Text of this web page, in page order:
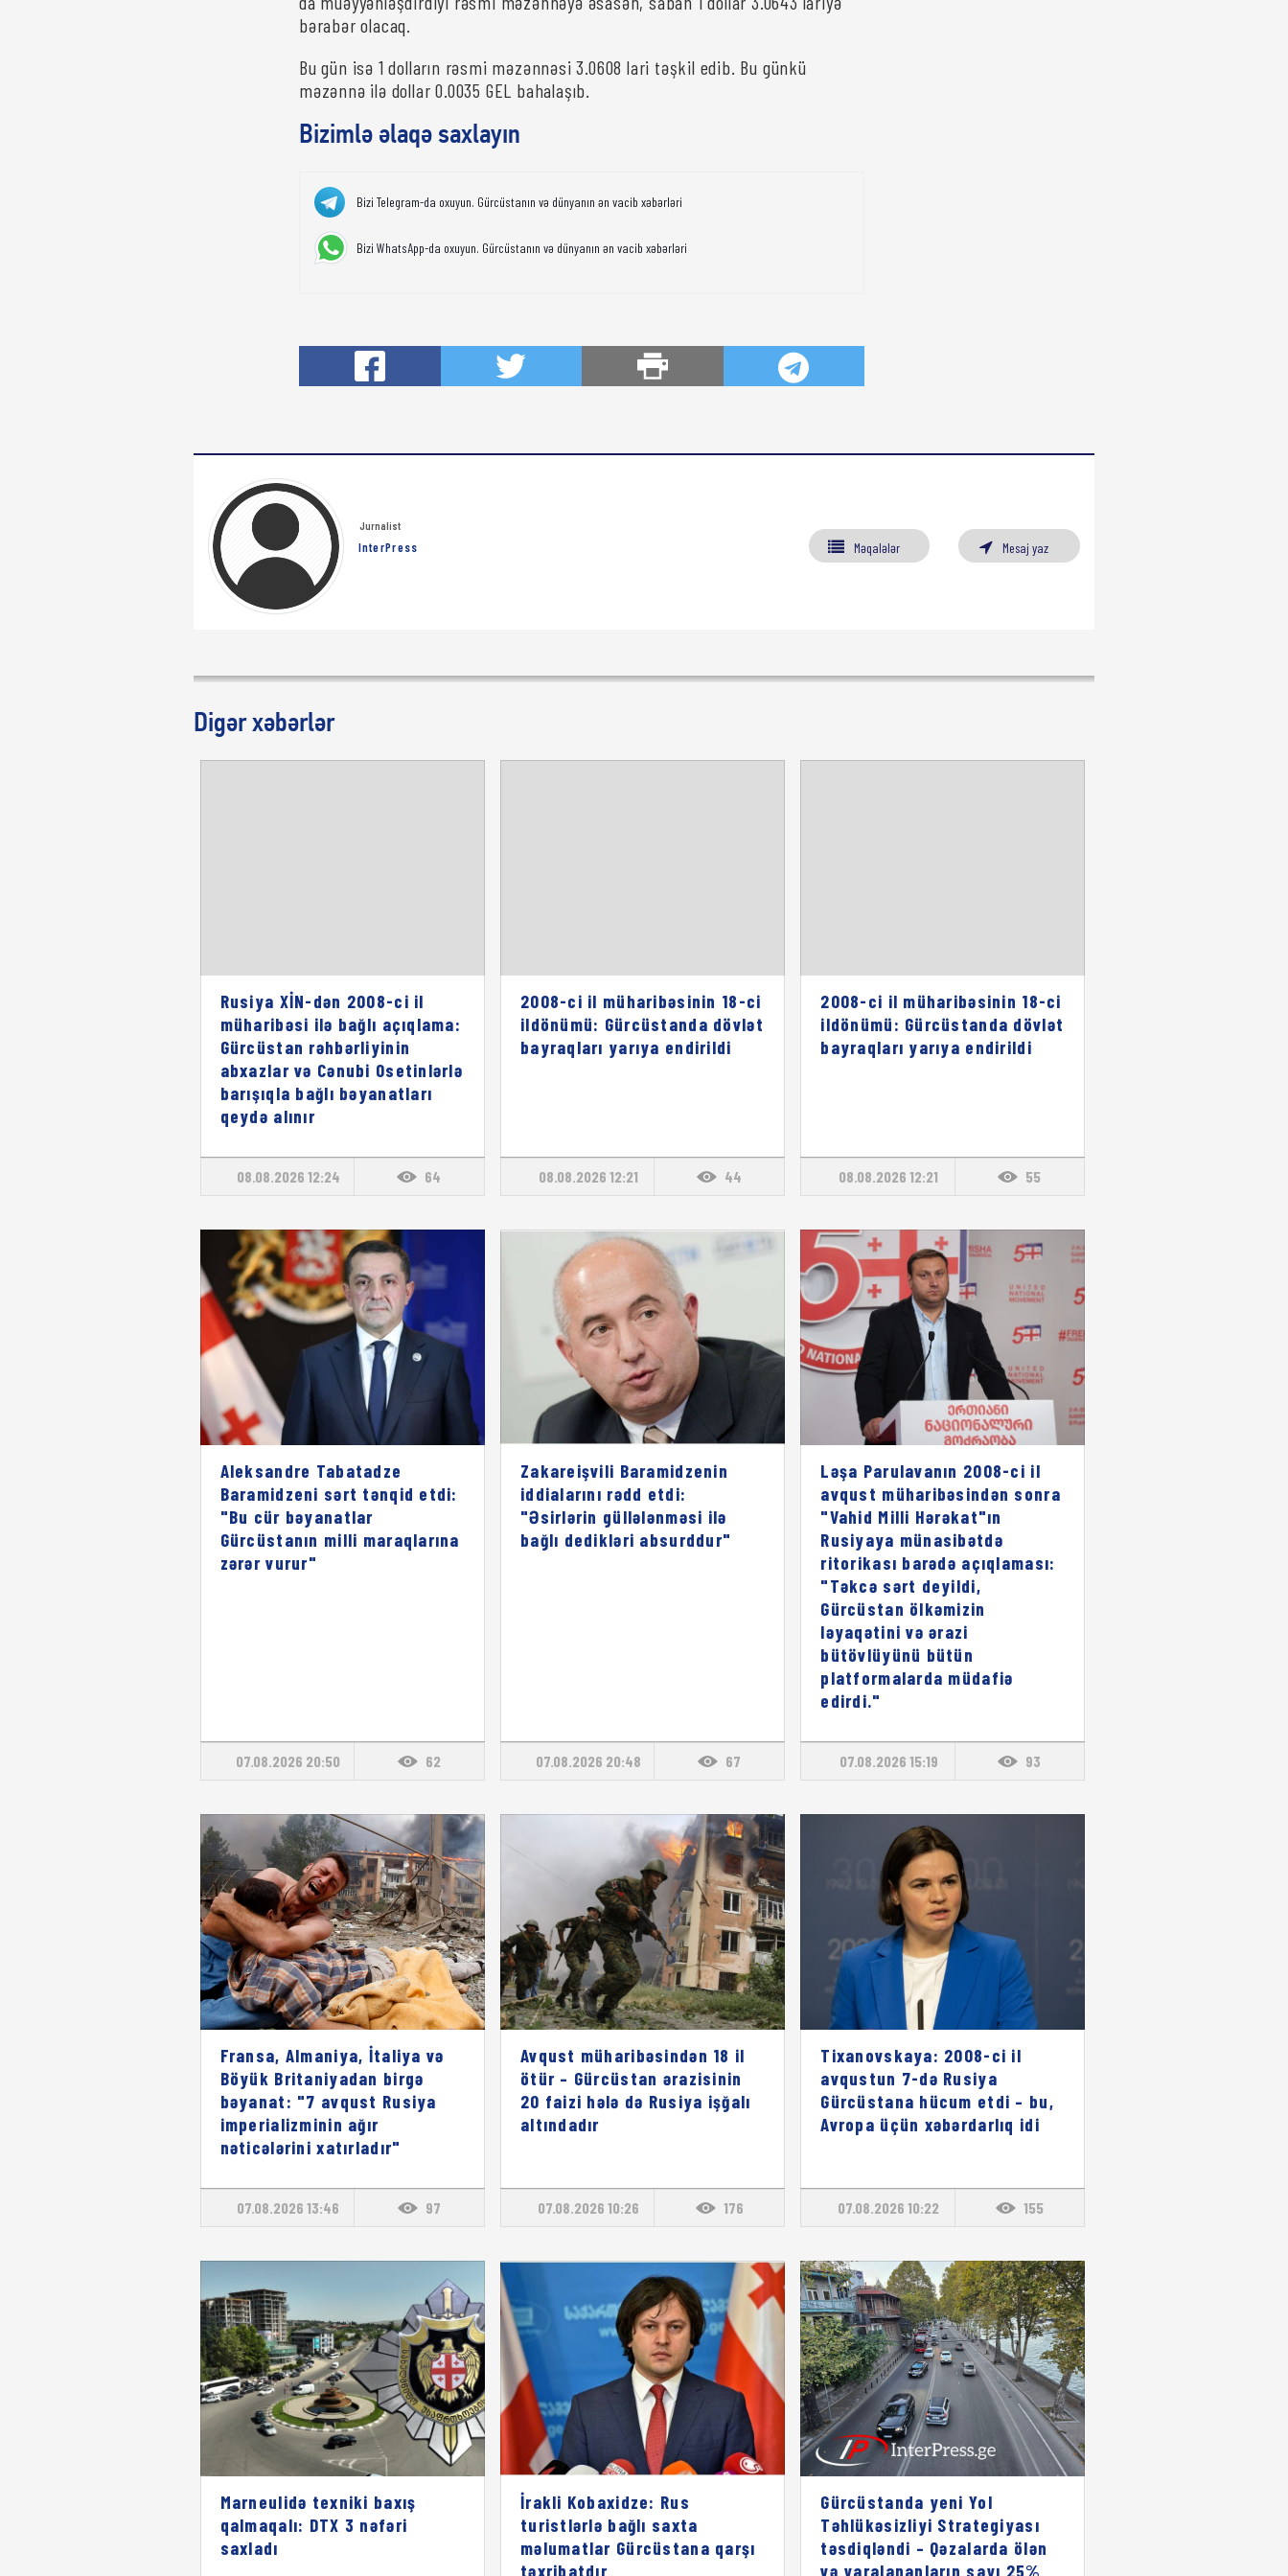
bərabər olacaq.
Bu gün isə 1 dolların rəsmi məzənnəsi 3.0608 lari təşkil edib. Bu günkü
məzənnə ilə dollar 0.0035 GEL bahalaşıb.
Bizimlə əlaqə saxlayın
Bizi Telegram-da oxuyun. Gürcüstanın və dünyanın ən vacib xəbərləri
Bizi WhatsApp-da oxuyun. Gürcüstanın və dünyanın ən vacib xəbərləri
Jurnalist
InterPress Məqalələr Mesaj yaz
Digər xəbərlər
Rusiya XİN-dən 2008-ci il
müharibəsi ilə bağlı açıqlama:
Gürcüstan rəhbərliyinin
abxazlar və Cənubi Osetinlərlə
barışıqla bağlı bəyanatları
qeydə alınır
08.08.2026 12:24 64
2008-ci il müharibəsinin 18-ci
ildönümü: Gürcüstanda dövlət
bayraqları yarıya endirildi
08.08.2026 12:21 44
2008-ci il müharibəsinin 18-ci
ildönümü: Gürcüstanda dövlət
bayraqları yarıya endirildi
08.08.2026 12:21 55
Aleksandre Tabatadze
Baramidzeni sərt tənqid etdi:
"Bu cür bəyanatlar
Gürcüstanın milli maraqlarına
zərər vurur"
07.08.2026 20:50 62
Zakareişvili Baramidzenin
iddialarını rədd etdi:
"Əsirlərin güllələnməsi ilə
bağlı dedikləri absurddur"
07.08.2026 20:48 67
Ləşa Parulavanın 2008-ci il
avqust müharibəsindən sonra
"Vahid Milli Hərəkat"ın
Rusiyaya münasibətdə
ritorikası barədə açıqlaması:
"Təkcə sərt deyildi,
Gürcüstan ölkəmizin
ləyaqətini və ərazi
bütövlüyünü bütün
platformalarda müdafiə
edirdi."
07.08.2026 15:19 93
Fransa, Almaniya, İtaliya və
Böyük Britaniyadan birgə
bəyanat: "7 avqust Rusiya
imperializminin ağır
nəticələrini xatırladır"
07.08.2026 13:46 97
Avqust müharibəsindən 18 il
ötür – Gürcüstan ərazisinin
20 faizi hələ də Rusiya işğalı
altındadır
07.08.2026 10:26 176
Tixanovskaya: 2008-ci il
avqustun 7-də Rusiya
Gürcüstana hücum etdi – bu,
Avropa üçün xəbərdarlıq idi
07.08.2026 10:22 155
Marneulidə texniki baxış
qalmaqalı: DTX 3 nəfəri
saxladı
İrakli Kobaxidze: Rus
turistlərlə bağlı saxta
məlumatlar Gürcüstana qarşı
təxribatdır
Gürcüstanda yeni Yol
Təhlükəsizliyi Strategiyası
təsdiqləndi – Qəzalarda ölən
və yaralananların sayı 25%